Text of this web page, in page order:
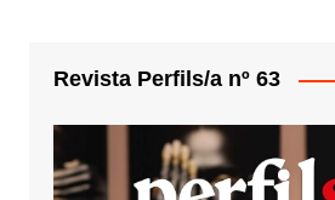
Revista Perfils/a nº 63